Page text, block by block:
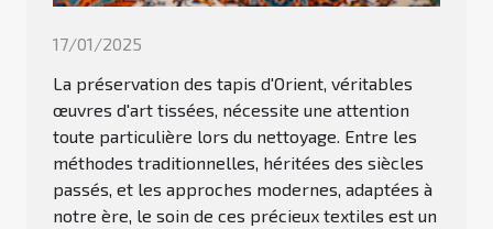
17/01/2025
La préservation des tapis d'Orient, véritables
œuvres d'art tissées, nécessite une attention
toute particulière lors du nettoyage. Entre les
méthodes traditionnelles, héritées des siècles
passés, et les approches modernes, adaptées à
notre ère, le soin de ces précieux textiles est un